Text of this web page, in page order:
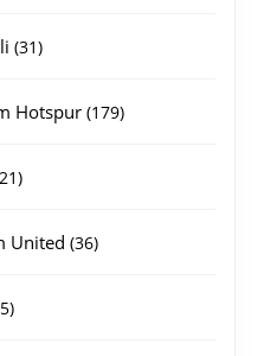
3131
Hotspur 179179
21
United 3636
35